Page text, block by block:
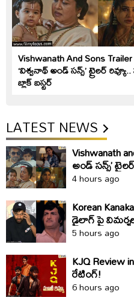
Vishwanath And Sons
‘విశ్వనాథ్ అండ్ సన్స్’ ట్రైలర్
బ్లాక్ బస్టర్
LATEST NEWS
Vishwanath
అండ్ సన్స్’
4 hours ago
Korean
డైలాగ్ పై
క్లారిటీ ఇది
5 hours ago
KJQ Review
రేటింగ్!
6 hours ago